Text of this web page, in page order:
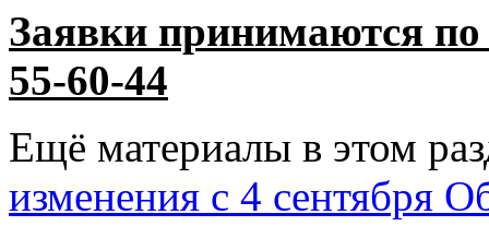
Заявки принимаются
55-60-44
Ещё материалы в этом
изменения с 4 сентября